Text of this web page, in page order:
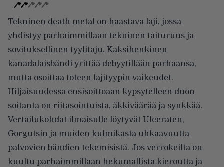
Tekninen death metal on haastava laji, jossa
yhdistyy parhaimmillaan tekninen taituruus ja
sovituksellinen tyylitaju. Kaksihenkinen
kanadalaisbändi yrittää debyytillään parhaansa,
mutta osoittaa toteen lajityypin vaikeudet.
Hiljaisuudessa ensisoittoaan kypsytelleen duon
soitanta on riitasointuista, äkkiväärää ja synkkää.
Vertailukohdat ilmaisulle löytyvät Ulceraten,
Gorgutsin ja muiden kulmikasta uhkaavuutta
palvovien bändien tekemisistä. Jos verrokeilta on
kuultu parhaimmillaan hekumallista kieroutta ja